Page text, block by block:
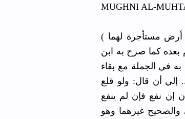
MUGHNI AL-
( ولو وقف بناء أو غرسا في أرض مستأجرة لهما ) أو مستعارة كذلك أو موصى له
بعده كما صرح به ابن
به في الجملة مع بقاء
إلي أن قال: ولو قلع
إن نفع فإن لم ينفع
غيرهما وهو